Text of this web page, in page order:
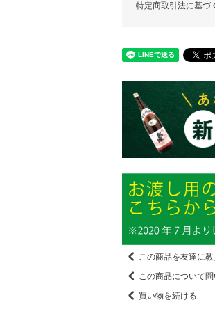
特定商取引法に基づ
この商品を友達に
この商品について
買い物を続ける